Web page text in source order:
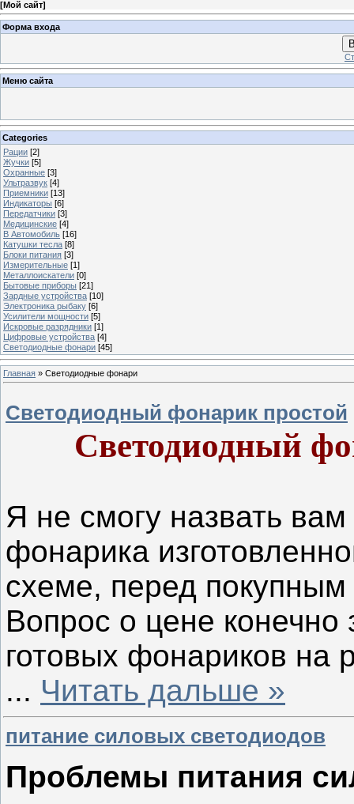
[Мой сайт]
Форма входа
Меню сайта
Categories
Рации [2]
Жучки [5]
Охранные [3]
Ультразвук [4]
Приемники [13]
Индикаторы [6]
Передатчики [3]
Медицинские [4]
В Автомобиль [16]
Катушки тесла [8]
Блоки питания [3]
Измерительные [1]
Металлоискатели [0]
Бытовые приборы [21]
Зардные устройства [10]
Электроника рыбаку [6]
Усилители мощности [5]
Искровые разрядники [1]
Цифровые устройства [4]
Светодиодные фонари [45]
Главная » Светодиодные фонари
Светодиодный фонарик простой
Светодиодный
Я не смогу назвать
фонарика
схеме, перед
Вопрос о цене конечно
готовых фонариков на
... Читать дальше »
питание силовых светодиодов
Проблемы питания